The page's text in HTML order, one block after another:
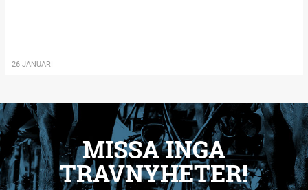
26 JANUARI
MISSA INGA
TRAVNYHETER!